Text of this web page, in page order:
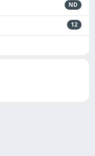
ND
12